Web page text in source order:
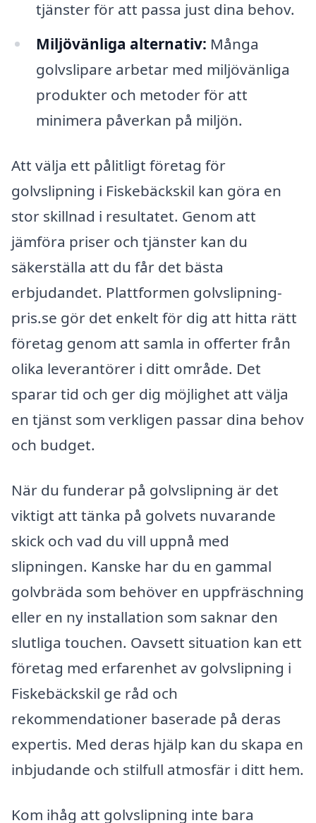
tjänster för att passa just dina behov.
Miljövänliga alternativ: Många
golvslipare arbetar med miljövänliga
produkter och metoder för att
minimera påverkan på miljön.
Att välja ett pålitligt företag för
golvslipning i Fiskebäckskil kan göra en
stor skillnad i resultatet. Genom att
jämföra priser och tjänster kan du
säkerställa att du får det bästa
erbjudandet. Plattformen golvslipning-
pris.se gör det enkelt för dig att hitta rätt
företag genom att samla in offerter från
olika leverantörer i ditt område. Det
sparar tid och ger dig möjlighet att välja
en tjänst som verkligen passar dina behov
och budget.
När du funderar på golvslipning är det
viktigt att tänka på golvets nuvarande
skick och vad du vill uppnå med
slipningen. Kanske har du en gammal
golvbräda som behöver en uppfräschning
eller en ny installation som saknar den
slutliga touchen. Oavsett situation kan ett
företag med erfarenhet av golvslipning i
Fiskebäckskil ge råd och
rekommendationer baserade på deras
expertis. Med deras hjälp kan du skapa en
inbjudande och stilfull atmosfär i ditt hem.
Kom ihåg att golvslipning inte bara